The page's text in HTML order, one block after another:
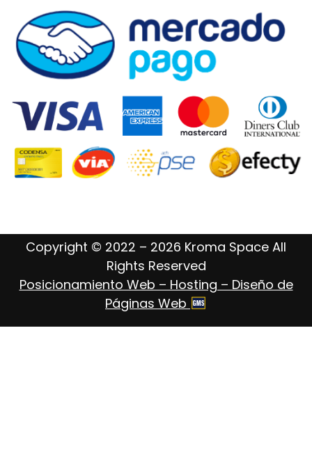
Copyright © 2022 – 2026 Kroma Space All
Rights Reserved
Posicionamiento Web – Hosting – Diseño de
Páginas Web